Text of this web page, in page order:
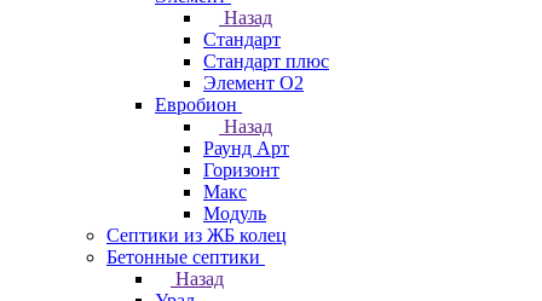
Назад
Стандарт
Стандарт плюс
Элемент О2
Евробион
Назад
Раунд Арт
Горизонт
Макс
Модуль
Септики из ЖБ колец
Бетонные септики
Назад